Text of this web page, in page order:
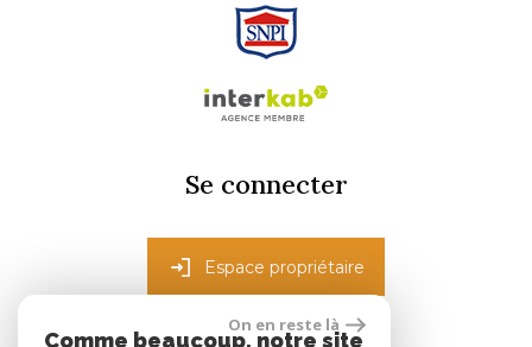
Se connecter
Espace propriétaire
On en reste là
Comme beaucoup, notre site